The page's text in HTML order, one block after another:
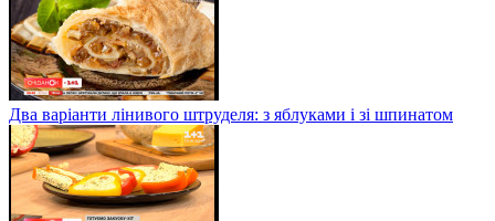
Два варіанти лінивого штруделя: з яблуками і зі шпинатом